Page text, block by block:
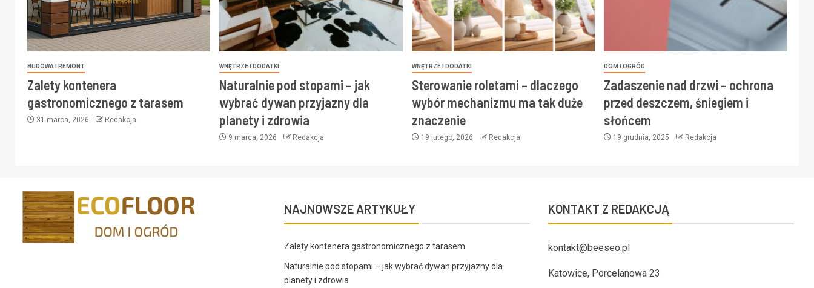
BUDOWA I REMONT
Zalety kontenera
gastronomicznego z tarasem
31 marca, 2026 Redakcja
WNĘTRZE I DODATKI
Naturalnie pod stopami – jak
wybrać dywan przyjazny dla
planety i zdrowia
9 marca, 2026 Redakcja
WNĘTRZE I DODATKI
Sterowanie roletami – dlaczego
wybór mechanizmu ma tak duże
znaczenie
19 lutego, 2026 Redakcja
DOM I OGRÓD
Zadaszenie nad drzwi – ochrona
przed deszczem, śniegiem i
słońcem
19 grudnia, 2025 Redakcja
NAJNOWSZE ARTYKUŁY
Zalety kontenera gastronomicznego z tarasem
Naturalnie pod stopami – jak wybrać dywan przyjazny dla
planety i zdrowia
KONTAKT Z REDAKCJĄ
kontakt@beeseo.pl
Katowice, Porcelanowa 23